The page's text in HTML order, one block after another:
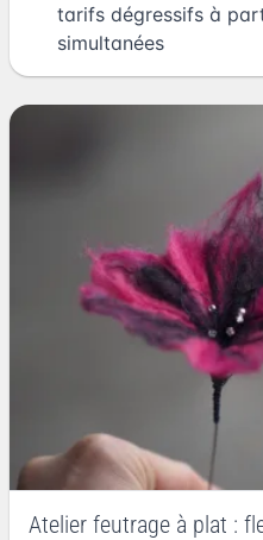
tarifs dégressifs à
simultanées
Atelier feutrage à plat :